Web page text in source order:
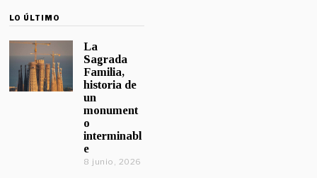
LO ÚLTIMO
La
Sagrada
Familia,
historia de
un
monument
o
interminabl
e
8 junio, 2026